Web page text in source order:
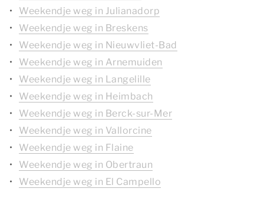
Weekendje weg in Julianadorp
Weekendje weg in Breskens
Weekendje weg in Nieuwvliet-Bad
Weekendje weg in Arnemuiden
Weekendje weg in Langelille
Weekendje weg in Heimbach
Weekendje weg in Berck-sur-Mer
Weekendje weg in Vallorcine
Weekendje weg in Flaine
Weekendje weg in Obertraun
Weekendje weg in El Campello